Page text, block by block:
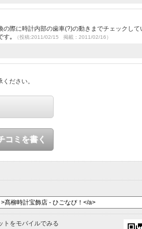
際に時計内部の歯車(?)の動きまでチェックして
す｡
（投稿:2011/02/15 掲載：2011/02/16）
ださい。
コミを書く
トをモバイルでみる